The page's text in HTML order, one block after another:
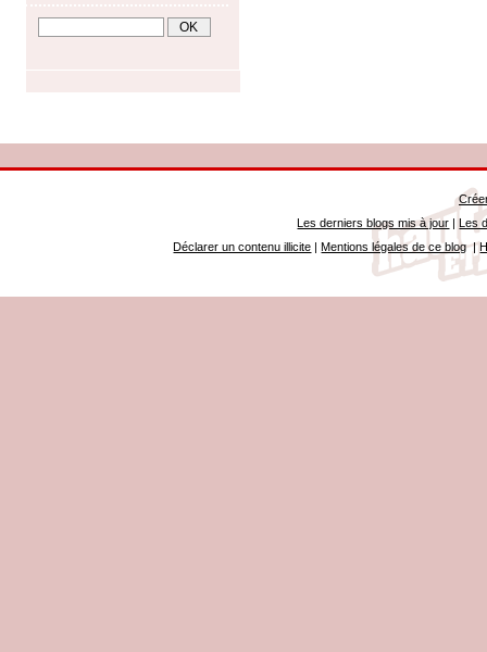
Les derniers blogs mis à jour |Les
Déclarer un contenu illicite |Mentions légales de ce blog|